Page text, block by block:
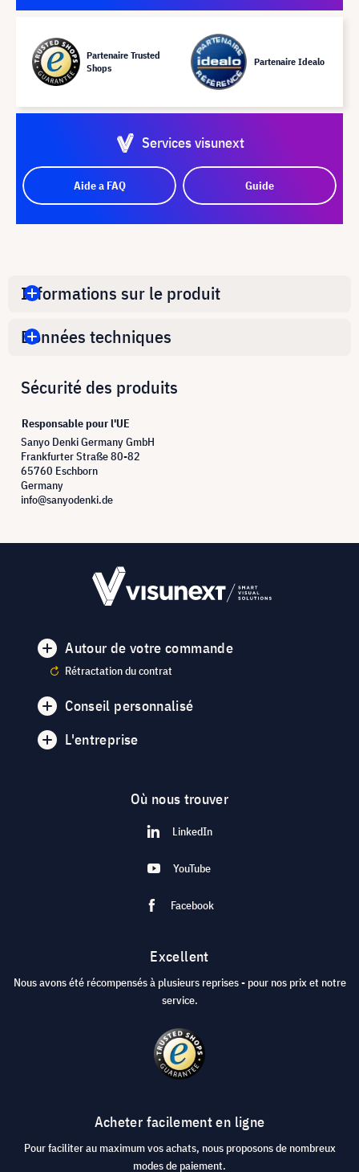
Partenaire Trusted
Shops
Partenaire Idealo
Services visunext
Aide a FAQ Guide
Informations sur le produit
Données techniques
Sécurité des produits
Responsable pour l'UE
Sanyo Denki Germany GmbH
Frankfurter Straße 80-82
65760 Eschborn
Germany
info@sanyodenki.de
Autour de votre commande
Rétractation du contrat
Conseil personnalisé
L'entreprise
Où nous trouver
LinkedIn
YouTube
Facebook
Excellent
Nous avons été récompensés à plusieurs reprises - pour nos prix et notre
service.
Acheter facilement en ligne
Pour faciliter au maximum vos achats, nous proposons de nombreux
modes de paiement.